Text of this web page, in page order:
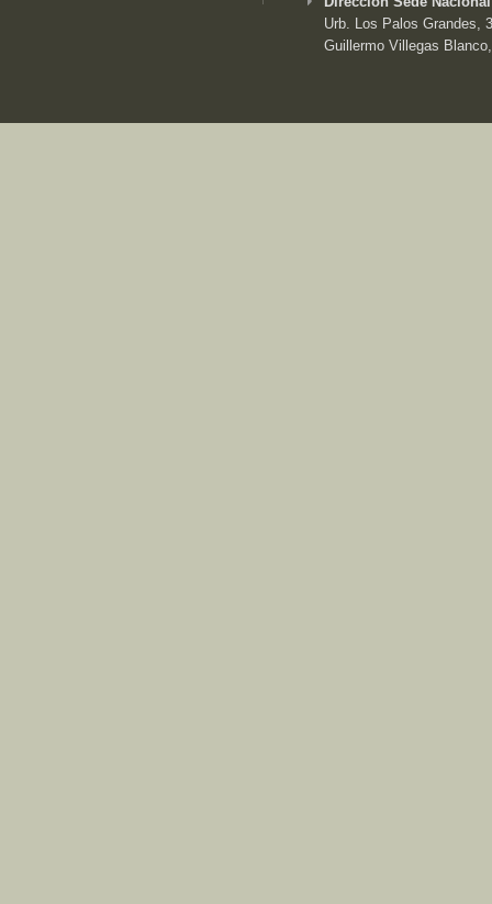
Urb. Los Palos Grandes,
Guillermo Villegas